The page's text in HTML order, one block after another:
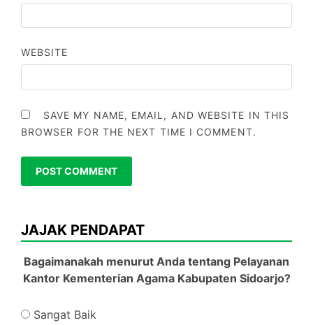
WEBSITE
SAVE MY NAME, EMAIL, AND WEBSITE IN THIS
BROWSER FOR THE NEXT TIME I COMMENT.
JAJAK PENDAPAT
Bagaimanakah menurut Anda tentang Pelayanan
Kantor Kementerian Agama Kabupaten Sidoarjo?
Sangat Baik